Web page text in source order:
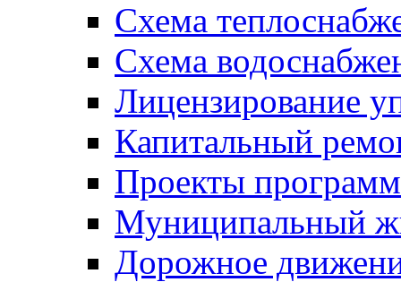
Схема
Схема
Лицензирование
Капитальный
Проекты программ
Муниципальный
Дорожное